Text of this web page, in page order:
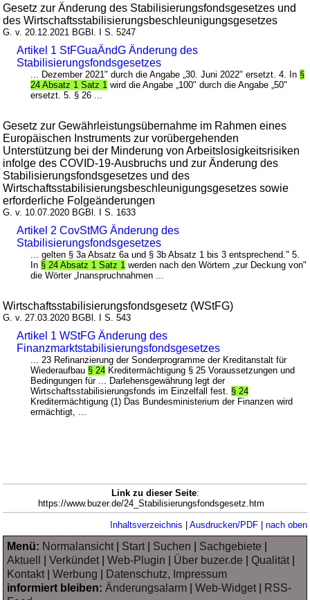
Gesetz zur Änderung des Stabilisierungsfondsgesetzes und
des Wirtschaftsstabilisierungsbeschleunigungsgesetzes
G. v. 20.12.2021 BGBl. I S. 5247
Artikel 1 StFGuaÄndG Änderung des
Stabilisierungsfondsgesetzes
... Dezember 2021" durch die Angabe „30. Juni 2022" ersetzt. 4. In §
24 Absatz 1 Satz 1 wird die Angabe „100" durch die Angabe „50"
ersetzt. 5. § 26 ...
Gesetz zur Gewährleistungsübernahme im Rahmen eines
Europäischen Instruments zur vorübergehenden
Unterstützung bei der Minderung von Arbeitslosigkeitsrisiken
infolge des COVID-19-Ausbruchs und zur Änderung des
Stabilisierungsfondsgesetzes und des
Wirtschaftsstabilisierungsbeschleunigungsgesetzes sowie
erforderliche Folgeänderungen
G. v. 10.07.2020 BGBl. I S. 1633
Artikel 2 CovStMG Änderung des
Stabilisierungsfondsgesetzes
... gelten § 3a Absatz 6a und § 3b Absatz 1 bis 3 entsprechend." 5.
In § 24 Absatz 1 Satz 1 werden nach den Wörtern „zur Deckung von"
die Wörter „Inanspruchnahmen ...
Wirtschaftsstabilisierungsfondsgesetz (WStFG)
G. v. 27.03.2020 BGBl. I S. 543
Artikel 1 WStFG Änderung des
Finanzmarktstabilisierungsfondsgesetzes
... 23 Refinanzierung der Sonderprogramme der Kreditanstalt für
Wiederaufbau § 24 Kreditermächtigung § 25 Voraussetzungen und
Bedingungen für ... Darlehensgewährung legt der
Wirtschaftsstabilisierungsfonds im Einzelfall fest. § 24
Kreditermächtigung (1) Das Bundesministerium der Finanzen wird
ermächtigt, ...
Link zu dieser Seite:
https://www.buzer.de/24_Stabilisierungsfondsgesetz.htm
Inhaltsverzeichnis | Ausdrucken/PDF| nach oben
Menü: Normalansicht| Start| Suchen Sachgebiete
Aktuell
|Verkündet|Web-Plugin Über buzer.de |Qualität|
Kontakt|Werbung
Datenschutz, Impressum
informiert bleiben: Änderungsalarm |Web-Widget|
RSS-